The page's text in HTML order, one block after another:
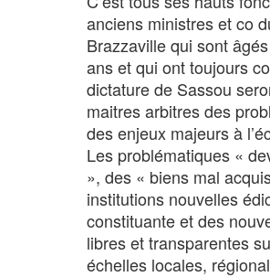
anciens ministres et co
Brazzaville qui sont
ans et qui ont toujours
dictature de Sassou
maitres arbitres des
des enjeux majeurs à
Les problématiques «
», des « biens mal
institutions nouvelles
constituante et des
libres et transparentes
échelles locales,